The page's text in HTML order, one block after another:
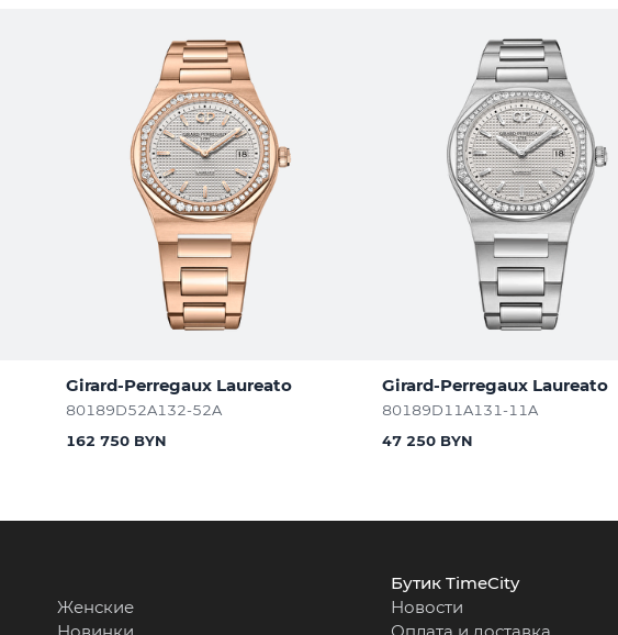
Girard-Perregaux Laureato
80189D52A132-52A
162 750 BYN
Girard-Perregaux Laureato
80189D11A131-11A
47 250 BYN
Женские
Бутик TimeCity
Новости